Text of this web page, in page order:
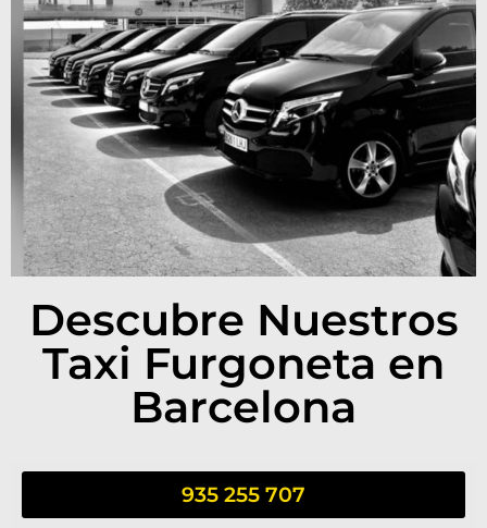
Descubre Nuestros
Taxi Furgoneta en
Barcelona
935 255 707